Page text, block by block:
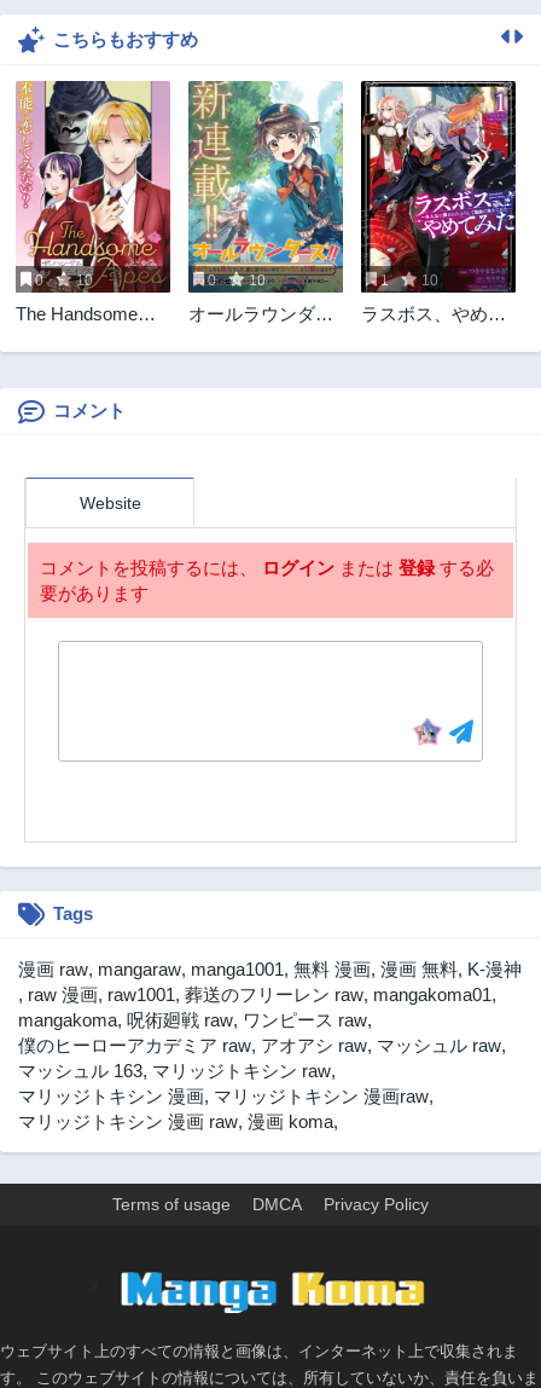
第159話
第157話
5ヶ月前
第156話
5ヶ月前
第155話
6ヶ月前
第154話
6ヶ月前
第153話
7ヶ月前
第152話
7ヶ月前
第151話
7ヶ月前
第150話
8ヶ月前
第149話 第148話
第147話
第145話
9ヶ月前
第143話
10ヶ月前
第142話
10ヶ月前
第141話
3ヶ月前 3ヶ月前
第131話
第129話
1年前
第128話
1年前
第127話
1年前
第126話
1年前
第125話
1年前
第124話
1年前
1年前
第118話
第117話 第116話
こちらもおすすめ
0 10
The Handsome
0 10
オールラウンダー
づらいのでおっさ
1 10
ラスボス、やめて
コメント
Website
コメントを投稿するには、 ログイン または 登録する必
要があります
Tags
漫画 raw, mangaraw, manga1001, 無料 漫画, 漫画 無料, K-漫神
, raw 漫画, raw1001, 葬送のフリーレン raw, mangakoma01,
mangakoma, 呪術廻戦 raw, ワンピース raw,
僕のヒーローアカデミア raw, アオアシ raw, マッシュル raw,
マッシュル 163, マリッジトキシン raw,
マリッジトキシン 漫画, マリッジトキシン 漫画raw,
マリッジトキシン 漫画 raw, 漫画 koma,
Terms of usage DMCA Privacy Policy
ウェブサイト上のすべての情報と画像は、インターネット上で収集されま
す。 このウェブサイトの情報については、所有していないか、責任を負いま